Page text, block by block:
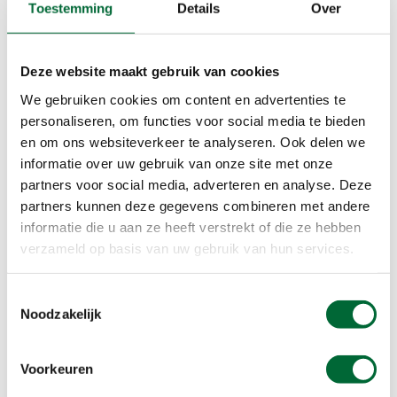
Toestemming Details Over
Deze website maakt gebruik van cookies
We gebruiken cookies om content en advertenties te
personaliseren, om functies voor social media te bieden
en om ons websiteverkeer te analyseren. Ook delen we
informatie over uw gebruik van onze site met onze
partners voor social media, adverteren en analyse. Deze
partners kunnen deze gegevens combineren met andere
informatie die u aan ze heeft verstrekt of die ze hebben
verzameld op basis van uw gebruik van hun services.
Noodzakelijk
Voorkeuren
Aanmeldformulier Waar ben ik -
winactie
Voornaam
Achternaam*
Waar ben ik?
Vul hier in waar je denkt dat de foto's